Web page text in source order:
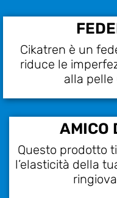
Cikatren è un
riduce le
alla pelle
AMICO
Questo prodotto
l’elasticità della